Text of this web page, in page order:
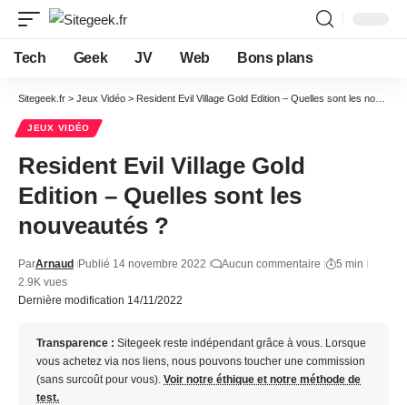
Tech Geek JV Web Bons plans
Sitegeek.fr > Jeux Vidéo > Resident Evil Village Gold Edition – Quelles sont les nouveautés ?
JEUX VIDÉO
Resident Evil Village Gold
Edition – Quelles sont les
nouveautés ?
Dernière modification 14/11/2022
ParArnaud Publié 14 novembre 2022 Aucun commentaire
5 min
2.9K vues
Transparence : Sitegeek reste indépendant grâce à vous. Lorsque
vous achetez via nos liens, nous pouvons toucher une commission
(sans surcoût pour vous). Voir notre éthique et notre méthode de
test.